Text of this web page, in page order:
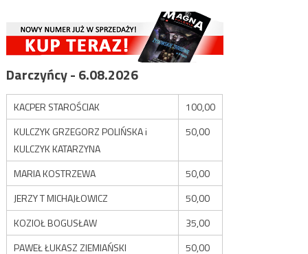
Darczyńcy - 6.08.2026
KACPER STAROŚCIAK
100,00
KULCZYK GRZEGORZ POLIŃSKA i
KULCZYK KATARZYNA
50,00
MARIA KOSTRZEWA
50,00
JERZY T MICHAJŁOWICZ
50,00
KOZIOŁ BOGUSŁAW
35,00
PAWEŁ ŁUKASZ ZIEMIAŃSKI
50,00